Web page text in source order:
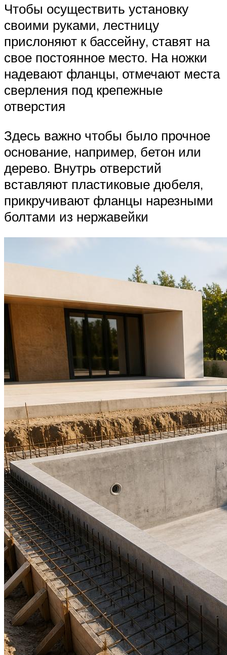
Чтобы осуществить установку
своими руками, лестницу
прислоняют к бассейну, ставят на
свое постоянное место. На ножки
надевают фланцы, отмечают места
сверления под крепежные
отверстия
Здесь важно чтобы было прочное
основание, например, бетон или
дерево. Внутрь отверстий
вставляют пластиковые дюбеля,
прикручивают фланцы нарезными
болтами из нержавейки